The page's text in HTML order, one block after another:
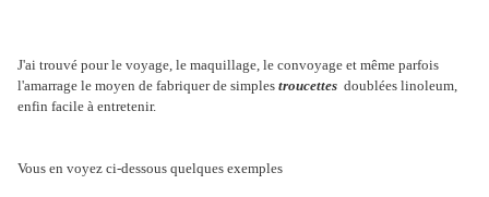
J'ai trouvé pour le voyage, le maquillage, le convoyage et même parfois
l'amarrage le moyen de fabriquer de simples troucettes doublées linoleum,
enfin facile à entretenir.
Vous en voyez ci-dessous quelques exemples